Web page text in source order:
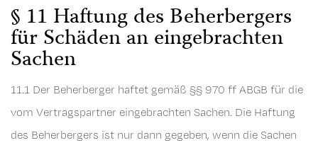
§ 11 Haftung des Beherbergers
für Schäden an eingebrachten
Sachen
11.1 Der Beherberger haftet gemäß §§ 970 ff ABGB für die
vom Vertragspartner eingebrachten Sachen. Die Haftung
des Beherbergers ist nur dann gegeben, wenn die Sachen